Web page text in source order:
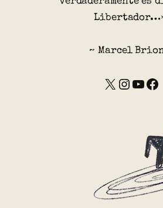
~ Marcel
X Instagram YouTube Facebook